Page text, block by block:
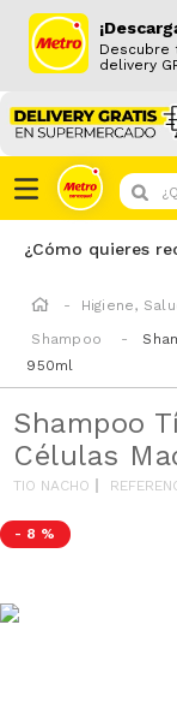
Descubre
delivery
¿Que
¿Cómo quieres
Higiene,
Shampoo
950ml
Shampoo
Células
TIO NACHO
- 8 %